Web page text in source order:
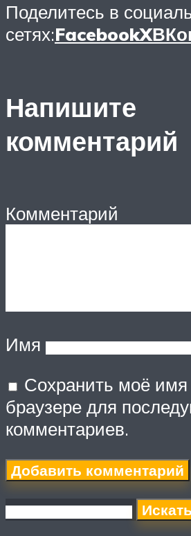
Поделитесь в
сетях:FacebookX
Напишите
комментарий
Комментарий
Имя
Сохранить моё имя
браузере для
комментариев.
Искать